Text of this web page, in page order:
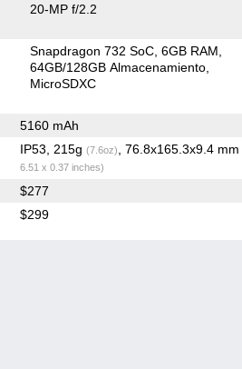
20-MP f/2.2
Snapdragon 732 SoC 6GB RAM
64GB/128GB Almacenamiento
MicroSDXC
5160 mAh
IP53, 215g (7.6oz) , 76.8x165.3x9.4 mm
6.51 x 0.37 inches)
$277
$299